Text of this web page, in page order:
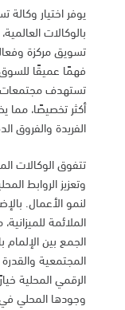
يوفر اختيار وكالة
بالوكالات
تسويق مركزة
فهمًا عميقًا
تستهدف مجتمعات
أكثر تخصيصًا، مما
الفريدة والفروق
تتفوق الوكالات
وتعزيز الروابط
لنمو الأعمال.
الملائمة
الجمع بين
المجتمعية
الرقمي المحلية
وجودها المحلي